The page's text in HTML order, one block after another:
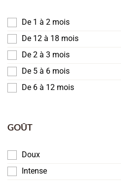
De 1 à 2 mois
De 12 à 18 mois
De 2 à 3 mois
De 5 à 6 mois
De 6 à 12 mois
GOÛT
Doux
Intense